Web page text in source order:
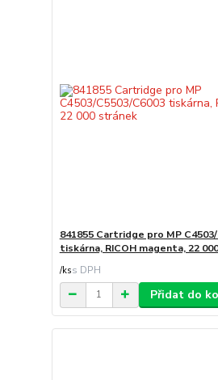
841855 Cartridge pro MP
tiskárna, RICOH magenta, 22
/ks
Přidat do